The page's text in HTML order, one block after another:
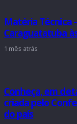
Matéria Técnica
Caraguatatuba
1 mês atrás
Conheça, em
criada pelo
do país